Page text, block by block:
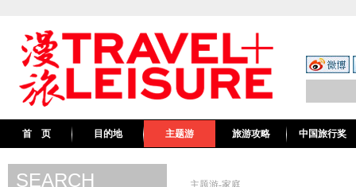
首 页 目的地 主题游 旅游攻略 中国旅行奖
SEARCH 主题游-家庭